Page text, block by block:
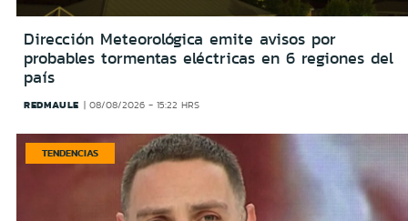
Dirección Meteorológica emite avisos por
probables tormentas eléctricas en 6 regiones del
país
REDMAULE 08/08/2026 - 15:22 HRS
TENDENCIAS